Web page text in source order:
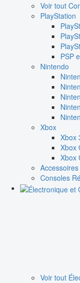
Voir tout
PlayStation
PSP
Nintendo
Xbox
Xbox
Xbox
Xbox
Consoles
Voir tout